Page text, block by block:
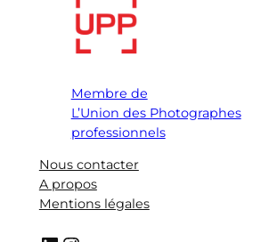
Membre de
L’Union des Photographes
professionnels
Nous contacter
A propos
Mentions légales